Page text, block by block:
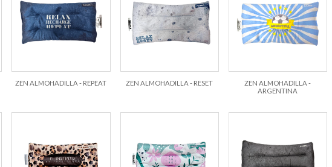
ZEN ALMOHADILLA - REPEAT ZEN ALMOHADILLA - RESET
ZEN ALMOHADILLA -
ARGENTINA